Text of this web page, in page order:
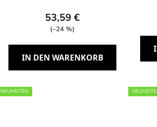
53,59 €
(–24 %)
IN DEN WARENKORB
NEUHEITEN